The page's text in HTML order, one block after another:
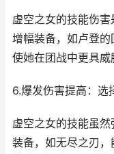
虚空之女的技能伤
增幅装备，如卢登的
使她在团战中更具威
6.爆发伤害提高：选
虚空之女的技能虽
装备，如无尽之刃